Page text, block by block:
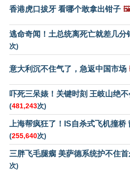
香港虎口拔牙 看哪个敢拿出钳子
逃命奇闻！土总统离死亡就差几分
次)
意大利沉不住气了，急返中国市场
吓死三呆婊！关键时刻 王岐山绝
(481,243次)
上海帮疯狂了！IS自杀式飞机撞桥
(255,640次)
三胖飞毛腿瘸 美萨德系统护不住首
次)